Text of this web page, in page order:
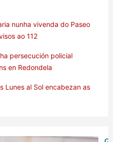
nunha vivenda do Paseo
ao 112
persecución policial
en Redondela
Lunes al Sol encabezan as